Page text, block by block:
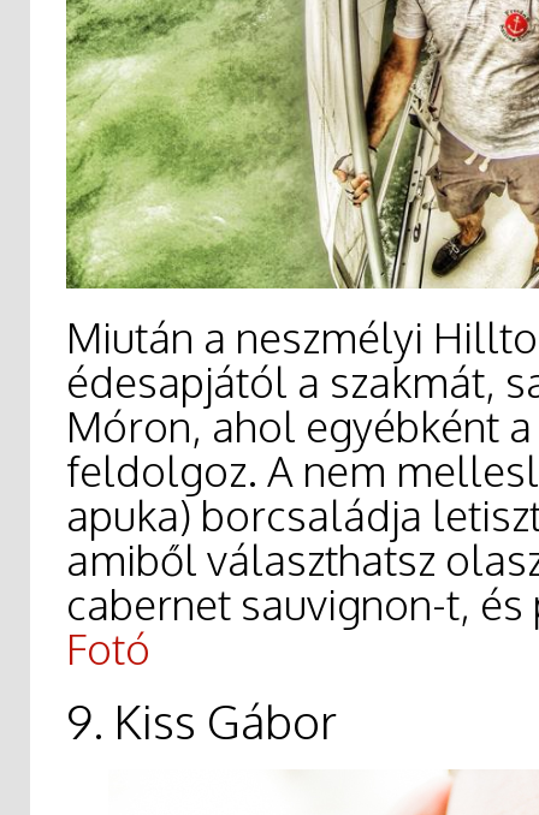
Miután a neszmélyi
édesapjától a szakmát,
Móron, ahol egyébként
feldolgoz. A nem
apuka) borcsaládja
amiből választhatsz
cabernet sauvignon-t,
Fotó
9. Kiss Gábor